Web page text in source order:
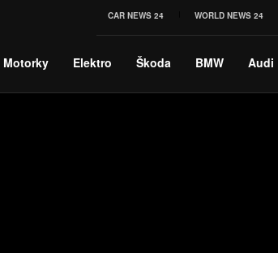
CAR NEWS 24 WORLD NEWS 24
Motorky Elektro Škoda BMW Audi